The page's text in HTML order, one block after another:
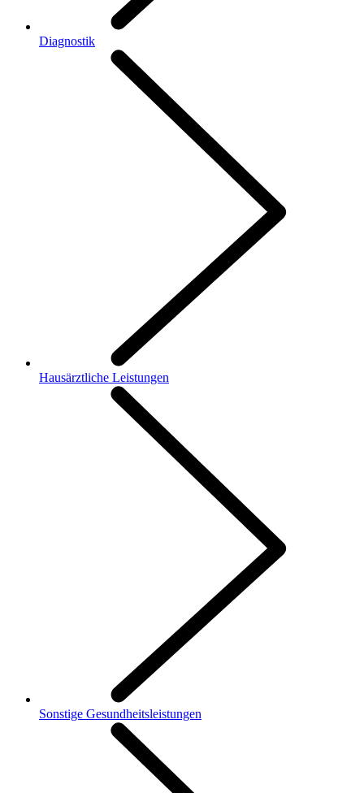
Diagnostik
Hausärztliche Leistungen
Sonstige Gesundheitsleistungen